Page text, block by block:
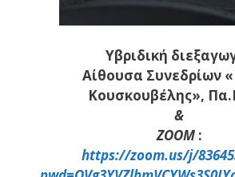
Υβριδική
Αίθουσα Συνεδρίων
Κουσκουβέλης»,
&
ZOOM :
https://zoom.us/j/